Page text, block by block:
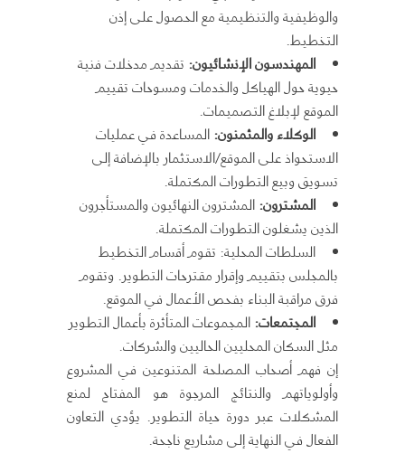
والوظيفية والتنظيمية مع الحصول على إذن
التخطيط.
المهندسون الإنشائيون: تقديم مدخلات فنية
حيوية حول الهياكل والخدمات ومسوحات تقييم
الموقع لإبلاغ التصميمات.
الوكلاء والمثمنون: المساعدة في عمليات
الاستحواذ على الموقع/الاستثمار بالإضافة إلى
تسويق وبيع التطورات المكتملة.
المشترون: المشترون النهائيون والمستأجرون
الذين يشغلون التطورات المكتملة.
السلطات المحلية: تقوم أقسام التخطيط
بالمجلس بتقييم وإقرار مقترحات التطوير. وتقوم
فرق مراقبة البناء بفحص الأعمال في الموقع.
المجتمعات: المجموعات المتأثرة بأعمال التطوير
مثل السكان المحليين الحاليين والشركات.
إن فهم أصحاب المصلحة المتنوعين في المشروع
وأولوياتهم والنتائج المرجوة هو المفتاح لمنع
المشكلات عبر دورة حياة التطوير. يؤدي التعاون
الفعال في النهاية إلى مشاريع ناجحة.